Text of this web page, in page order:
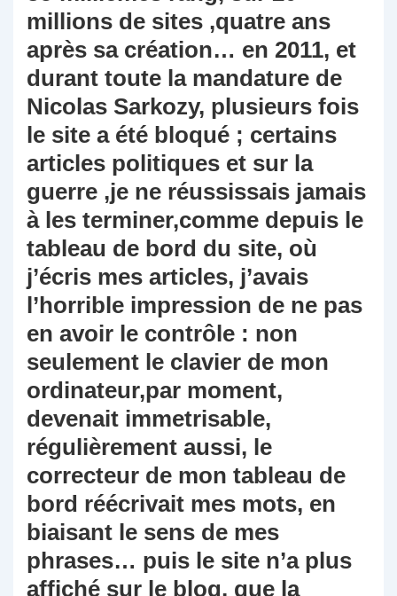
millions de sites ,quatre ans
après sa création… en 2011, et
durant toute la mandature de
Nicolas Sarkozy, plusieurs fois
le site a été bloqué ; certains
articles politiques et sur la
guerre ,je ne réussissais jamais
à les terminer,comme depuis le
tableau de bord du site, où
j’écris mes articles, j’avais
l’horrible impression de ne pas
en avoir le contrôle : non
seulement le clavier de mon
ordinateur,par moment,
devenait immetrisable,
régulièrement aussi, le
correcteur de mon tableau de
bord réécrivait mes mots, en
biaisant le sens de mes
phrases… puis le site n’a plus
affiché sur le blog, que la